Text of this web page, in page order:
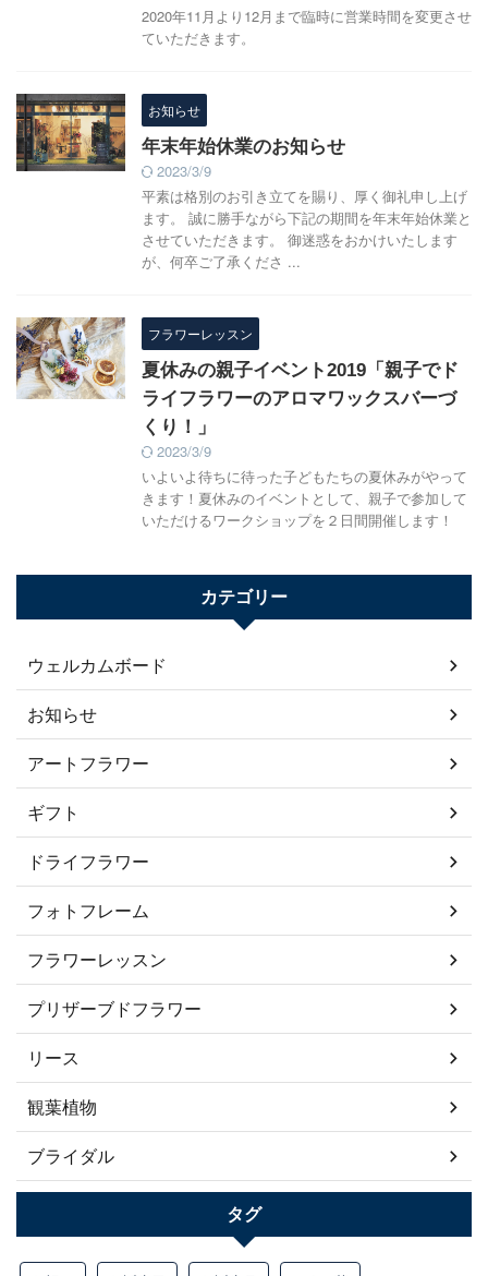
2020年11月より12月まで臨時に営業時間を変更させ
ていただきます。
お知らせ
年末年始休業のお知らせ
2023/3/9
平素は格別のお引き立てを賜り、厚く御礼申し上げ
ます。 誠に勝手ながら下記の期間を年末年始休業と
させていただきます。 御迷惑をおかけいたします
が、何卒ご了承くださ ...
フラワーレッスン
夏休みの親子イベント2019「親子でド
ライフラワーのアロマワックスバーづ
くり！」
2023/3/9
いよいよ待ちに待った子どもたちの夏休みがやって
きます！夏休みのイベントとして、親子で参加して
いただけるワークショップを２日間開催します！
カテゴリー
ウェルカムボード
お知らせ
アートフラワー
ギフト
ドライフラワー
フォトフレーム
フラワーレッスン
プリザーブドフラワー
リース
観葉植物
ブライダル
タグ